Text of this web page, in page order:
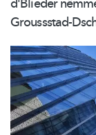
d'Blieder
Groussstad-